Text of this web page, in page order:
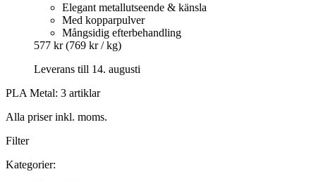
Elegant metallutseende & känsla
Med kopparpulver
Mångsidig efterbehandling
577 kr (769 kr / kg)
Leverans till 14. augusti
PLA Metal: 3 artiklar
Alla priser inkl. moms.
Filter
Kategorier: